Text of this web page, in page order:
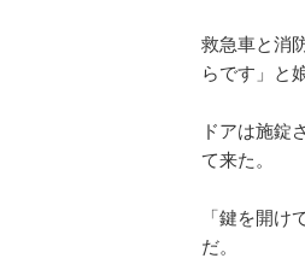
救急車と消
らです」と
ドアは施錠
て来た。
「鍵を開
だ。